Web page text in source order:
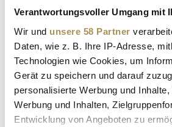
Verantwortungsvoller Umgang mit
Wir und unsere 58 Partner
Daten, wie z. B. Ihre IP-Adresse,
Technologien wie Cookies, um
Gerät zu speichern und darauf
personalisierte Werbung und
Werbung und Inhalten,
Entwicklung von Angeboten zu